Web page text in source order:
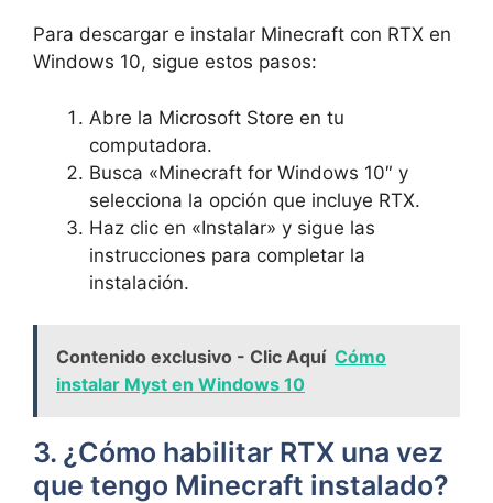
Para descargar⁤ e instalar⁢ Minecraft ‌con⁣ RTX en
Windows 10, sigue estos pasos:
Abre la Microsoft Store en tu
computadora.
Busca‍ «Minecraft for Windows 10″‍ y‌
selecciona la opción que incluye RTX.
Haz clic en «Instalar»​ y sigue las
instrucciones para completar la
instalación.
Contenido exclusivo - Clic Aquí Cómo
instalar Myst en Windows 10
3. ¿Cómo habilitar‌ RTX una vez
que tengo Minecraft instalado?